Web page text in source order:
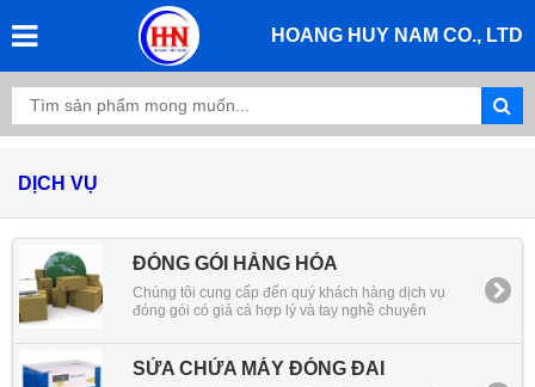
HOANG HUY NAM CO., LTD
DỊCH VỤ
ĐÓNG GÓI HÀNG HÓA
Chúng tôi cung cấp đến quý khách hàng dịch vụ
đóng gói có giá cả hợp lý và tay nghề chuyên
SỬA CHỬA MÁY ĐÓNG ĐAI